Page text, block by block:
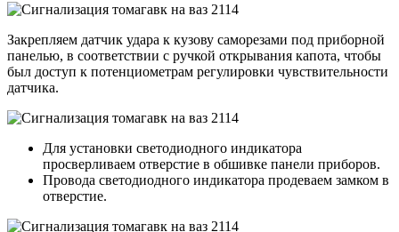
Закрепляем датчик удара к кузову саморезами под приборной
панелью, в соответствии с ручкой открывания капота, чтобы
был доступ к потенциометрам регулировки чувствительности
датчика.
Для установки светодиодного индикатора
просверливаем отверстие в обшивке панели приборов.
Провода светодиодного индикатора продеваем замком в
отверстие.